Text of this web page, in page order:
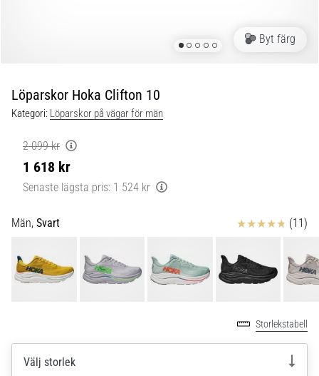
är
de
och
hur
genomförs
de?
testar
run
snabbhet,
det
Byt färg
Löparskor Hoka Clifton 10
Kategori: Löparskor på vägar för män
2 099 kr
1 618 kr
Senaste lägsta pris: 1 524 kr
Män, Svart Recensioner (11)
Storlekstabell
Välj storlek